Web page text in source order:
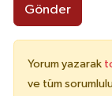
Gönder
Yorum yazarak
ve tüm